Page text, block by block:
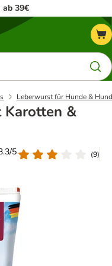
39€
Leberwurst für Hunde &
Karotten &
5
(9)